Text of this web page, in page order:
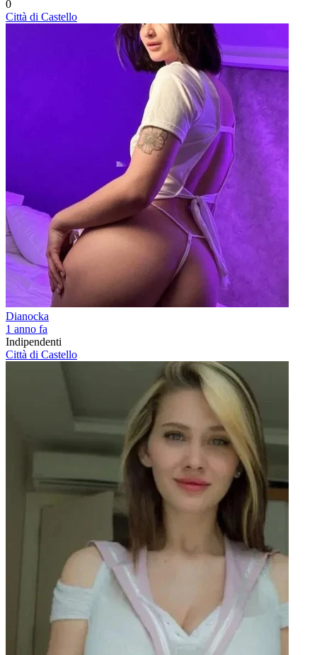
0
Città di Castello
Dianocka
1 anno fa
Indipendenti
Città di Castello